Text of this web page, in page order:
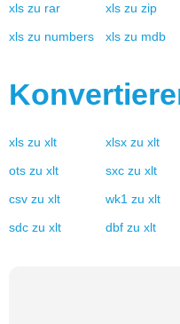
xls zu rar xls zu zip
xls zu numbers xls zu mdb
xls zu xlt xlsx zu xlt
ots zu xlt sxc zu xlt
csv zu xlt wk1 zu xlt
sdc zu xlt dbf zu xlt